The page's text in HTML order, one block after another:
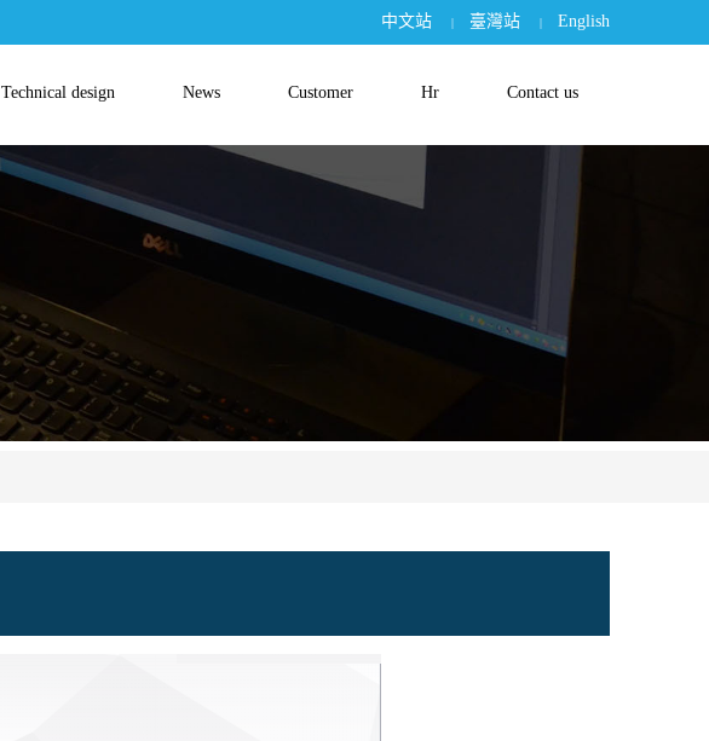
中文站 | 臺灣站 | English
Technical design News Customer Hr Contact us